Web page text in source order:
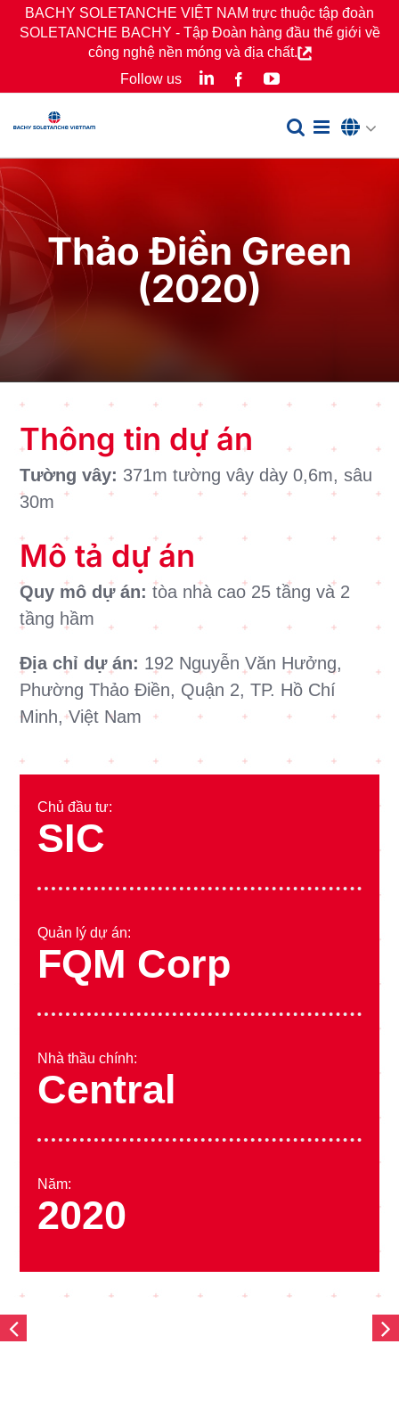
SkipBACHY SOLETANCHE VIỆT NAM trực thuộc tập đoàn
SOLETANCHE BACHY - Tập Đoàn hàng đầu thế giới về
công nghệ nền móng và địa chất.
Follow us
LinkedInFacebookYouTube
Thảo Điền Green
(2020)
Thông tin dự án
Tường vây: 371m tường vây dày 0,6m, sâu
30m
Mô tả dự án
Quy mô dự án:tòa nhà cao 25 tầng và 2
tầng hầm
Địa chỉ dự án: 192 Nguyễn Văn Hưởng,
Phường Thảo Điền, Quận 2, TP. Hồ Chí
Minh, Việt Nam
Chủ đầu tư:
SIC
Quản lý dự án:
FQM Corp
Nhà thầu chính:
Central
Năm:
2020